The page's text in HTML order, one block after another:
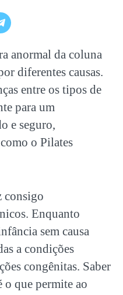
anormal da coluna
diferentes causas.
entre os tipos de
para um
e seguro,
o Pilates
consigo
Enquanto
sem causa
a condições
congênitas. Saber
o que permite ao